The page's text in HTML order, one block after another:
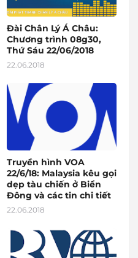
Đài Chân Lý Á Châu:
Chương trình 08g30,
Thứ Sáu 22/06/2018
22.06.2018
Truyền hình VOA
22/6/18: Malaysia kêu gọi
dẹp tàu chiến ở Biển
Đông và các tin chi tiết
22.06.2018